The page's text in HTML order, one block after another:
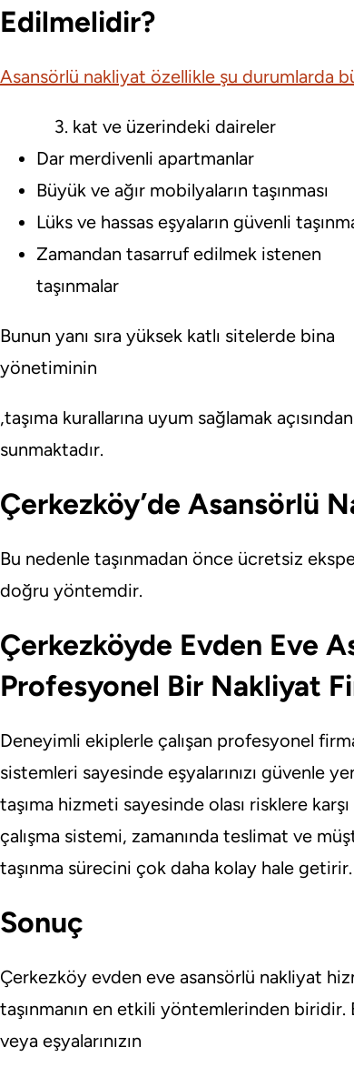
Edilmelidir?
Asansörlü nakliyat özellikle şu durumlarda
kat ve üzerindeki daireler
Dar merdivenli apartmanlar
Büyük ve ağır mobilyaların taşınması
Lüks ve hassas eşyaların güvenli
Zamandan tasarruf edilmek istenen
taşınmalar
Bunun yanı sıra yüksek katlı sitelerde bina
yönetiminin
,taşıma kurallarına uyum sağlamak
sunmaktadır.
Çerkezköy’de Asansörlü
Bu nedenle taşınmadan önce ücretsiz
doğru yöntemdir.
Çerkezköyde Evden Eve
Profesyonel Bir Nakliyat
Deneyimli ekiplerle çalışan profesyonel
sistemleri sayesinde eşyalarınızı güvenle
taşıma hizmeti sayesinde olası risklere
çalışma sistemi, zamanında teslimat ve
taşınma sürecini çok daha kolay hale getirir.
Sonuç
Çerkezköy evden eve asansörlü nakliyat
taşınmanın en etkili yöntemlerinden
veya eşyalarınızın